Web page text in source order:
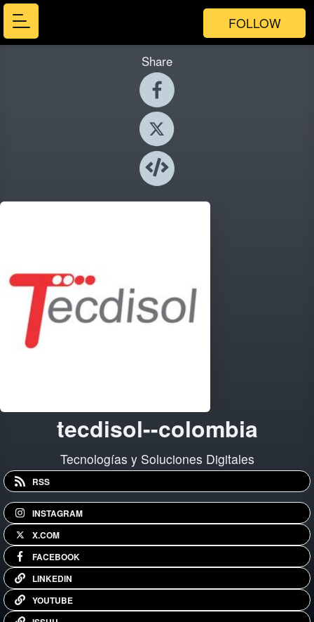
FOLLOW
Share
tecdisol--colombia
Tecnologías y Soluciones Digitales
RSS
INSTAGRAM
X.COM
FACEBOOK
LINKEDIN
YOUTUBE